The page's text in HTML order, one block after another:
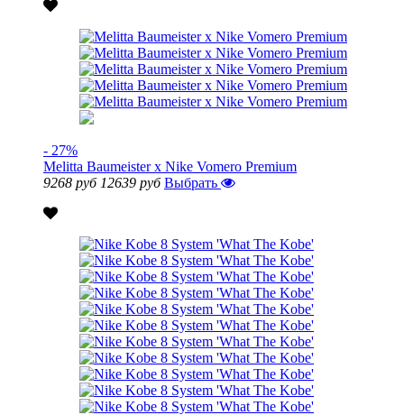
- 27%
Melitta Baumeister x Nike Vomero Premium
9268 руб 12639 руб Выбрать